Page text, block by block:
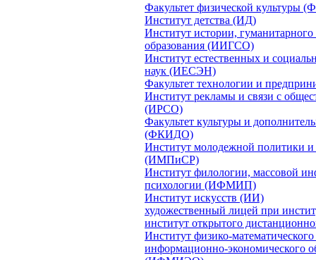
Факультет физической культуры
Институт детства (ИД)
Институт истории,
образования (ИИГСО)
Институт естественных и
наук (ИЕСЭН)
Факультет технологии и
Институт рекламы и связи с
(ИРСО)
Факультет культуры и
(ФКИДО)
Институт молодежной политики и
(ИМПиСР)
Институт филологии, массовой
психологии (ИФМИП)
Институт искусств (ИИ)
художественный лицей при
институт открытого
Институт физико-
информационно-экономического